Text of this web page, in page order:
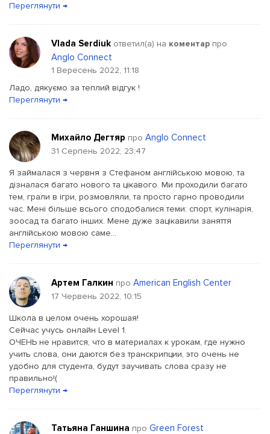
Переглянути →
Vlada Serdiuk ответил(a) на коментар про
Anglo Connect
1 Вересень 2022, 11:18
Ладо, дякуємо за теплий відгук !
Переглянути →
Михайло Дегтяр про Anglo Connect
31 Серпень 2022, 23:47
Я займалася з червня з Стефаном англійською мовою, та
дізналася багато нового та цікавого. Ми проходили багато
тем, грали в ігри, розмовляли, та просто гарно проводили
час. Мені більше всього сподобалися теми: спорт, кулінарія,
зоосад та багато інших. Мене дуже зацікавили заняття
англійською мовою саме...
Переглянути →
Артем Галкин про American English Center
17 Червень 2022, 10:15
Школа в целом очень хорошая!
Сейчас учусь онлайн Level 1.
ОЧЕНЬ не нравится, что в материалах к урокам, где нужно
учить слова, они даются без транскрипции, это очень не
удобно для студента, будут заучивать слова сразу не
правильно!(
Переглянути →
Татьяна Ганшина про Green Forest